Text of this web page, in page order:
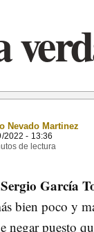
Nevado Martinez
2022 - 13:36
de lectura
García
bien poco y
negar puesto